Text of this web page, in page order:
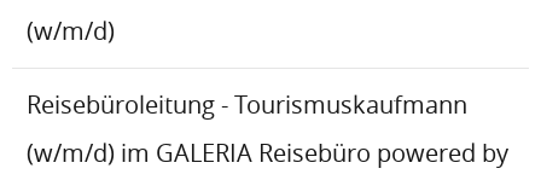
(w/m/d)
Reisebüroleitung - Tourismuskaufmann
(w/m/d) im GALERIA Reisebüro powered by